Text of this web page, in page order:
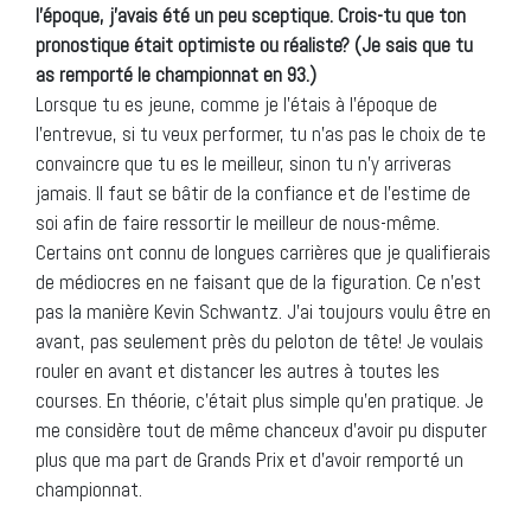
l’époque, j’avais été un peu sceptique. Crois-tu que ton
pronostique était optimiste ou réaliste? (Je sais que tu
as remporté le championnat en 93.)
Lorsque tu es jeune, comme je l’étais à l’époque de
l’entrevue, si tu veux performer, tu n’as pas le choix de te
convaincre que tu es le meilleur, sinon tu n’y arriveras
jamais. Il faut se bâtir de la confiance et de l’estime de
soi afin de faire ressortir le meilleur de nous-même.
Certains ont connu de longues carrières que je qualifierais
de médiocres en ne faisant que de la figuration. Ce n’est
pas la manière Kevin Schwantz. J’ai toujours voulu être en
avant, pas seulement près du peloton de tête! Je voulais
rouler en avant et distancer les autres à toutes les
courses. En théorie, c’était plus simple qu’en pratique. Je
me considère tout de même chanceux d’avoir pu disputer
plus que ma part de Grands Prix et d’avoir remporté un
championnat.